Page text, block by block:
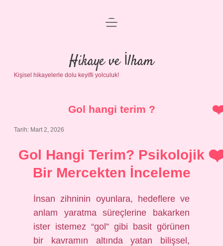
Anasayfa
Gizlilik Politikası
Yasal Uyarı
menüyü
Hikaye ve İlham
Kişisel hikayelerle dolu keyifli yolculuk!
Gol hangi terim ?
Tarih: Mart 2, 2026
Gol Hangi Terim? Psikolojik
Bir Mercekten İnceleme
İnsan zihninin oyunlara, hedeflere ve
anlam yaratma süreçlerine bakarken
ister istemez “gol” gibi basit görünen
bir kavramın altında yatan bilişsel,